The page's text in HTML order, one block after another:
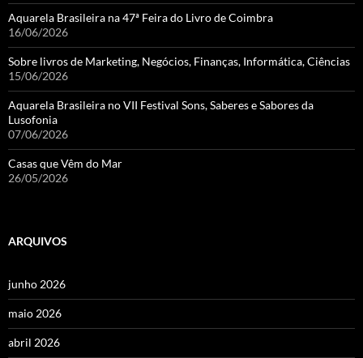
Aquarela Brasileira na 47ª Feira do Livro de Coimbra
16/06/2026
Sobre livros de Marketing, Negócios, Finanças, Informática, Ciências
15/06/2026
Aquarela Brasileira no VII Festival Sons, Saberes e Sabores da
Lusofonia
07/06/2026
Casas que Vêm do Mar
26/05/2026
ARQUIVOS
junho 2026
maio 2026
abril 2026